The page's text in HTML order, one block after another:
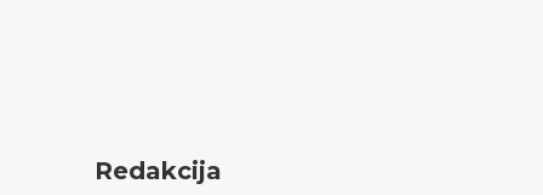
Redakcija